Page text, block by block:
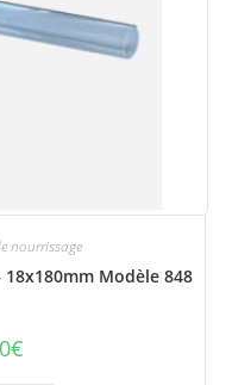
nourrissage
Modèle 848
€